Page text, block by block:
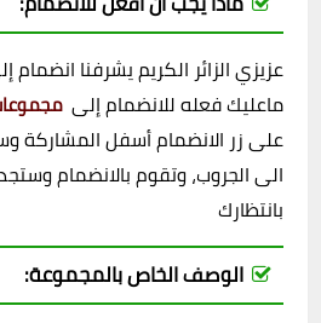
عزيزي الزائر الكريم يشرفنا
ماعليك فعله للانضمام إلى
على زر الانضمام أسفل المشاركة
الى الجروب، وتقوم بالانضمام
بانتظارك
الوصف الخاص بالمجموعة: